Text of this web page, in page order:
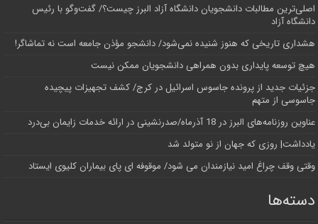
اصلی‌ترین مطالبات دانشجویان دانشگاه آزاد البرز چیست؟/ گفت‌وگو با رئیس
دانشگاه آز‌اد
هشداری تاریخی که هنوز شنیده نمی‌شود/ دانشجو مؤذن جامعه است نه تماشاگر!
هیچ توسعه پایداری بدون همراهی دانشجویان ممکن نیست
جزئیات جدید از پرونده جاسوس اسرائیل در کرج/‌ کشف تجهیزات پیچیده
جاسوسی از متهم
عناوین روزنامه‌های البرز در ‌18 آذرماه/صدرنشینی در ارائه خدمات زایمان بی‌درد
یادداشت| روزی که جهان از نو متولد شد
وقتی وقف چراغ امید نیازمندان می شود/ موقوفه ای پای بیماران کلیوی ایستاد
دسته‌ها